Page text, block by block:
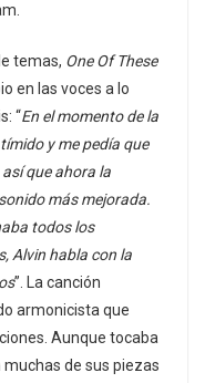
temas, One Of These
en las voces a lo
“En el momento de la
y me pedía que
que ahora la
más mejorada.
todos los
Alvin habla con la
”. La canción
armonicista que
Aunque tocaba
muchas de sus piezas